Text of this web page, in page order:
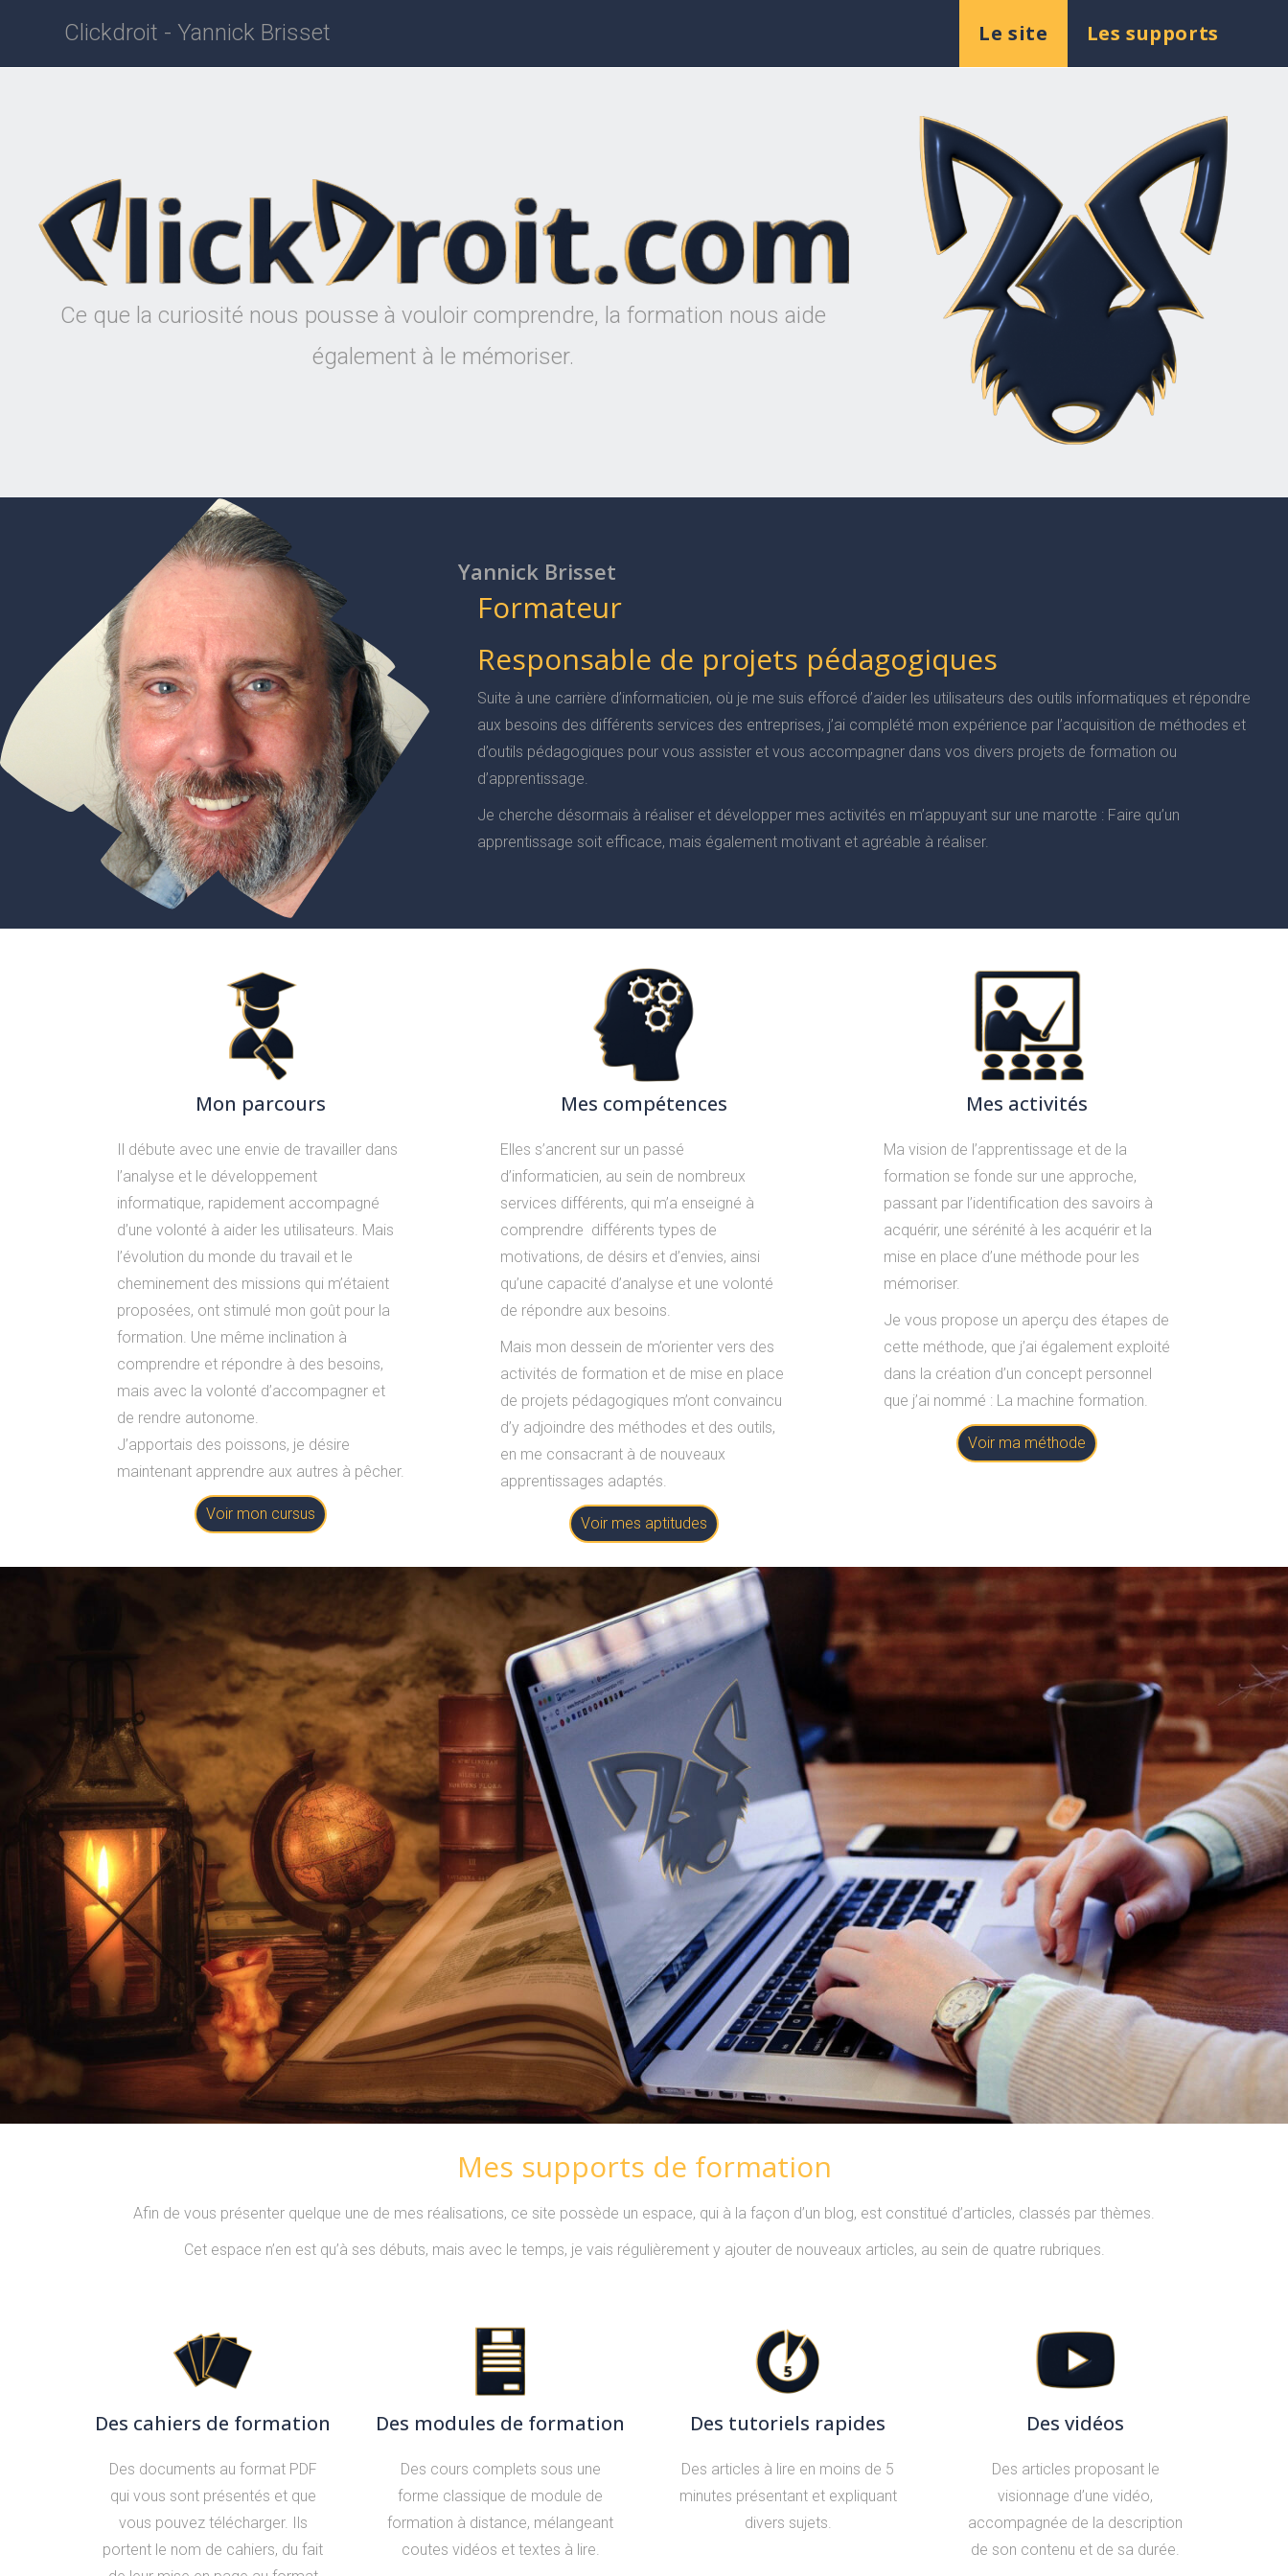
Clickdroit - Yannick Brisset Le site Les supports
Ce que la curiosité nous pousse à vouloir comprendre, la formation nous aide
également à le mémoriser.
Yannick Brisset
Formateur
Responsable de projets pédagogiques
Suite à une carrière d’informaticien, où je me suis efforcé d’aider les utilisateurs des outils informatiques et répondre
aux besoins des différents services des entreprises, j’ai complété mon expérience par l’acquisition de méthodes et
d’outils pédagogiques pour vous assister et vous accompagner dans vos divers projets de formation ou
d’apprentissage.
Je cherche désormais à réaliser et développer mes activités en m’appuyant sur une marotte : Faire qu’un
apprentissage soit efficace, mais également motivant et agréable à réaliser.
Mon parcours
Il débute avec une envie de travailler dans
l’analyse et le développement
informatique, rapidement accompagné
d’une volonté à aider les utilisateurs. Mais
l’évolution du monde du travail et le
cheminement des missions qui m’étaient
proposées, ont stimulé mon goût pour la
formation. Une même inclination à
comprendre et répondre à des besoins,
mais avec la volonté d’accompagner et
de rendre autonome.
J’apportais des poissons, je désire
maintenant apprendre aux autres à pêcher.
Voir mon cursus
Mes compétences
Elles s’ancrent sur un passé
d’informaticien, au sein de nombreux
services différents, qui m’a enseigné à
comprendre différents types de
motivations, de désirs et d’envies, ainsi
qu’une capacité d’analyse et une volonté
de répondre aux besoins.
Mais mon dessein de m’orienter vers des
activités de formation et de mise en place
de projets pédagogiques m’ont convaincu
d’y adjoindre des méthodes et des outils,
en me consacrant à de nouveaux
apprentissages adaptés.
Voir mes aptitudes
Mes activités
Ma vision de l’apprentissage et de la
formation se fonde sur une approche,
passant par l’identification des savoirs à
acquérir, une sérénité à les acquérir et la
mise en place d’une méthode pour les
mémoriser.
Je vous propose un aperçu des étapes de
cette méthode, que j’ai également exploité
dans la création d’un concept personnel
que j’ai nommé : La machine formation.
Voir ma méthode
Mes supports de formation
Afin de vous présenter quelque une de mes réalisations, ce site possède un espace, qui à la façon d’un blog, est constitué d’articles, classés par thèmes.
Cet espace n’en est qu’à ses débuts, mais avec le temps, je vais régulièrement y ajouter de nouveaux articles, au sein de quatre rubriques.
Des cahiers de formation
Des documents au format PDF
qui vous sont présentés et que
vous pouvez télécharger. Ils
portent le nom de cahiers, du fait
Des modules de formation
Des cours complets sous une
forme classique de module de
formation à distance, mélangeant
coutes vidéos et textes à lire.
Des tutoriels rapides
Des articles à lire en moins de 5
minutes présentant et expliquant
divers sujets.
Des vidéos
Des articles proposant le
visionnage d’une vidéo,
accompagnée de la description
de son contenu et de sa durée.